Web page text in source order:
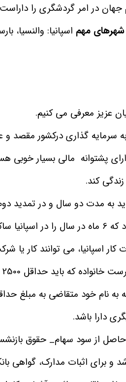
جهان در امر گردشگری را
شهرهای مهم اسپانیا: والنسیا،
عزیز معرفی می کنیم.
گذاری درکشور مقصد و
مالی بسیار خوبی
کند.
به مدت دو سال و در تمدید
مدت 5 سال اقامت اسپانیا داده می شود. البته این اقامت شامل
اسپانیا، می توانند کار یا
دارا باشد.
حاصل از سود سهام_ حقوق
برای اثبات مدارک، گواهی